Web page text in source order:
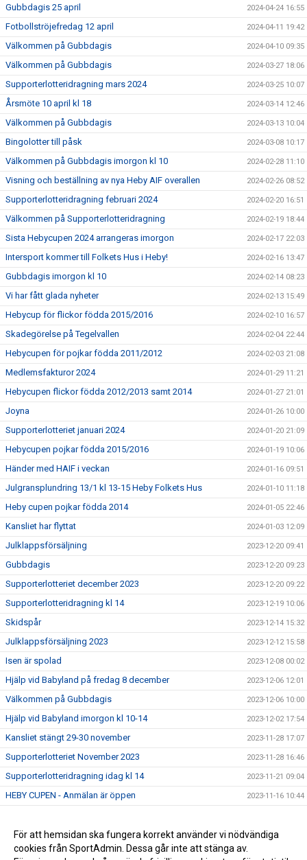
Gubbdagis 25 april 2024-04-24 16:55
Fotbollströjefredag 12 april 2024-04-11 19:42
Välkommen på Gubbdagis 2024-04-10 09:35
Välkommen på Gubbdagis 2024-03-27 18:06
Supporterlotteridragning mars 2024 2024-03-25 10:07
Årsmöte 10 april kl 18 2024-03-14 12:46
Välkommen på Gubbdagis 2024-03-13 10:04
Bingolotter till påsk 2024-03-08 10:17
Välkommen på Gubbdagis imorgon kl 10 2024-02-28 11:10
Visning och beställning av nya Heby AIF overallen 2024-02-26 08:52
Supporterlotteridragning februari 2024 2024-02-20 16:51
Välkommen på Supporterlotteridragning 2024-02-19 18:44
Sista Hebycupen 2024 arrangeras imorgon 2024-02-17 22:03
Intersport kommer till Folkets Hus i Heby! 2024-02-16 13:47
Gubbdagis imorgon kl 10 2024-02-14 08:23
Vi har fått glada nyheter 2024-02-13 15:49
Hebycup för flickor födda 2015/2016 2024-02-10 16:57
Skadegörelse på Tegelvallen 2024-02-04 22:44
Hebycupen för pojkar födda 2011/2012 2024-02-03 21:08
Medlemsfakturor 2024 2024-01-29 11:21
Hebycupen flickor födda 2012/2013 samt 2014 2024-01-27 21:01
Joyna 2024-01-26 10:00
Supporterlotteriet januari 2024 2024-01-20 21:09
Hebycupen pojkar födda 2015/2016 2024-01-19 10:06
Händer med HAIF i veckan 2024-01-16 09:51
Julgransplundring 13/1 kl 13-15 Heby Folkets Hus 2024-01-10 11:18
Heby cupen pojkar födda 2014 2024-01-05 22:46
Kansliet har flyttat 2024-01-03 12:09
Julklappsförsäljning 2023-12-20 09:41
Gubbdagis 2023-12-20 09:23
Supporterlotteriet december 2023 2023-12-20 09:22
Supporterlotteridragning kl 14 2023-12-19 10:06
Skidspår 2023-12-14 15:32
Julklappsförsäljning 2023 2023-12-12 15:58
Isen är spolad 2023-12-08 00:02
Hjälp vid Babyland på fredag 8 december 2023-12-06 12:01
Välkommen på Gubbdagis 2023-12-06 10:00
Hjälp vid Babyland imorgon kl 10-14 2023-12-02 17:54
Kansliet stängt 29-30 november 2023-11-28 17:07
Supporterlotteriet November 2023 2023-11-28 16:46
Supporterlotteridragning idag kl 14 2023-11-21 09:04
HEBY CUPEN - Anmälan är öppen 2023-11-16 10:44
Välkommen på Gubbdagis 2023-11-07 15:49
2023-11-03 12:04
För att hemsidan ska fungera korrekt använder vi nödvändiga
cookies från SportAdmin. Dessa går inte att stänga av.